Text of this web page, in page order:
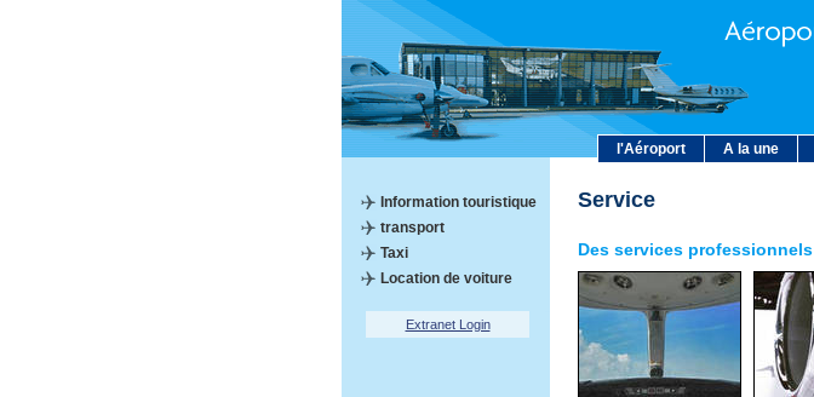
l'Aéroport A la une
Information touristique
transport
Taxi
Location de voiture
Extranet Login
Service
Des services professionnels